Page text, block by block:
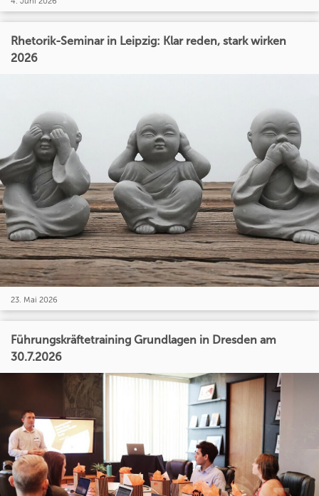
Rhetorik-Seminar in Leipzig: Klar reden, stark wirken
2026
23. Mai 2026
Führungskräftetraining Grundlagen in Dresden am
30.7.2026